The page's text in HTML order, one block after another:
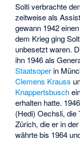
Solti verbrachte
zeitweise als
gewann 1942 einen
dem Krieg ging
unbesetzt waren.
ihn 1946 als
Staatsoper in
Clemens Krauss
Knappertsbusch
erhalten hatte.
(Hedi) Oechsli, die
Zürich, die er in
währte bis 1964